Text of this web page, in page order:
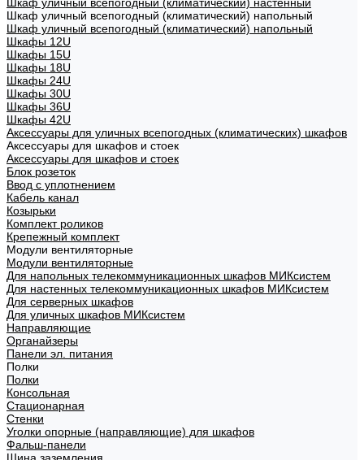
Шкаф уличный всепогодный (климатический) напольный
Шкаф уличный всепогодный (климатический) напольный
Шкафы 12U
Шкафы 15U
Шкафы 18U
Шкафы 24U
Шкафы 30U
Шкафы 36U
Шкафы 42U
Аксессуары для уличных всепогодных (климатических) шкафов
Аксессуары для шкафов и стоек
Аксессуары для шкафов и стоек
Блок розеток
Ввод с уплотнением
Кабель канал
Козырьки
Комплект роликов
Крепежный комплект
Модули вентиляторные
Модули вентиляторные
Для напольных телекоммуникационных шкафов МИКсистем
Для настенных телекоммуникационных шкафов МИКсистем
Для серверных шкафов
Для уличных шкафов МИКсистем
Направляющие
Органайзеры
Панели эл. питания
Полки
Полки
Консольная
Стационарная
Стенки
Уголки опорные (направляющие) для шкафов
Фальш-панели